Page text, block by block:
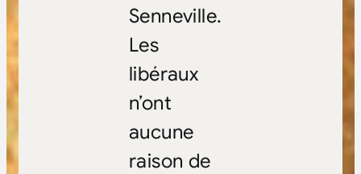
Senneville.
Les
libéraux
n’ont
aucune
raison de